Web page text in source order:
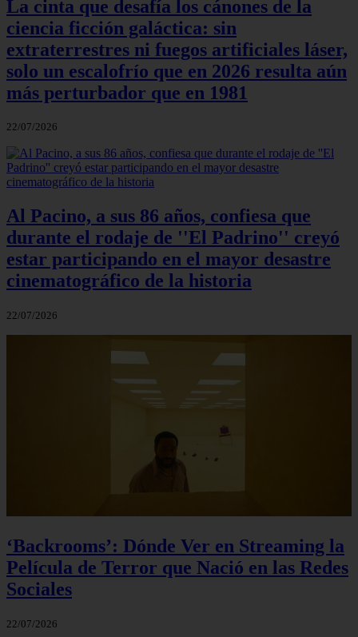
La cinta que desafía los cánones de la
ciencia ficción galáctica: sin
extraterrestres ni fuegos artificiales láser,
solo un escalofrío que en 2026 resulta aún
más perturbador que en 1981
22/07/2026
Al Pacino, a sus 86 años, confiesa que
durante el rodaje de ''El Padrino'' creyó
estar participando en el mayor desastre
cinematográfico de la historia
22/07/2026
‘Backrooms’: Dónde Ver en Streaming la
Película de Terror que Nació en las Redes
Sociales
22/07/2026